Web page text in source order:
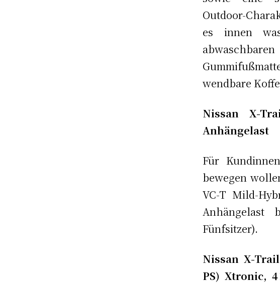
Outdoor-
es innen
wendbare
Nissan X-
Anhängelast
Für
bewegen
VC-T Mild-
Anhängelast
Fünfsitzer).
Nissan X-
PS) Xtronic,